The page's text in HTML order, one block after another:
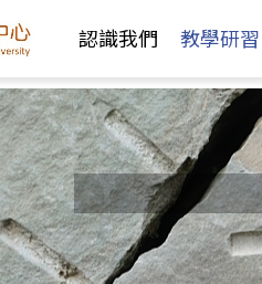
認識我們 教學研習